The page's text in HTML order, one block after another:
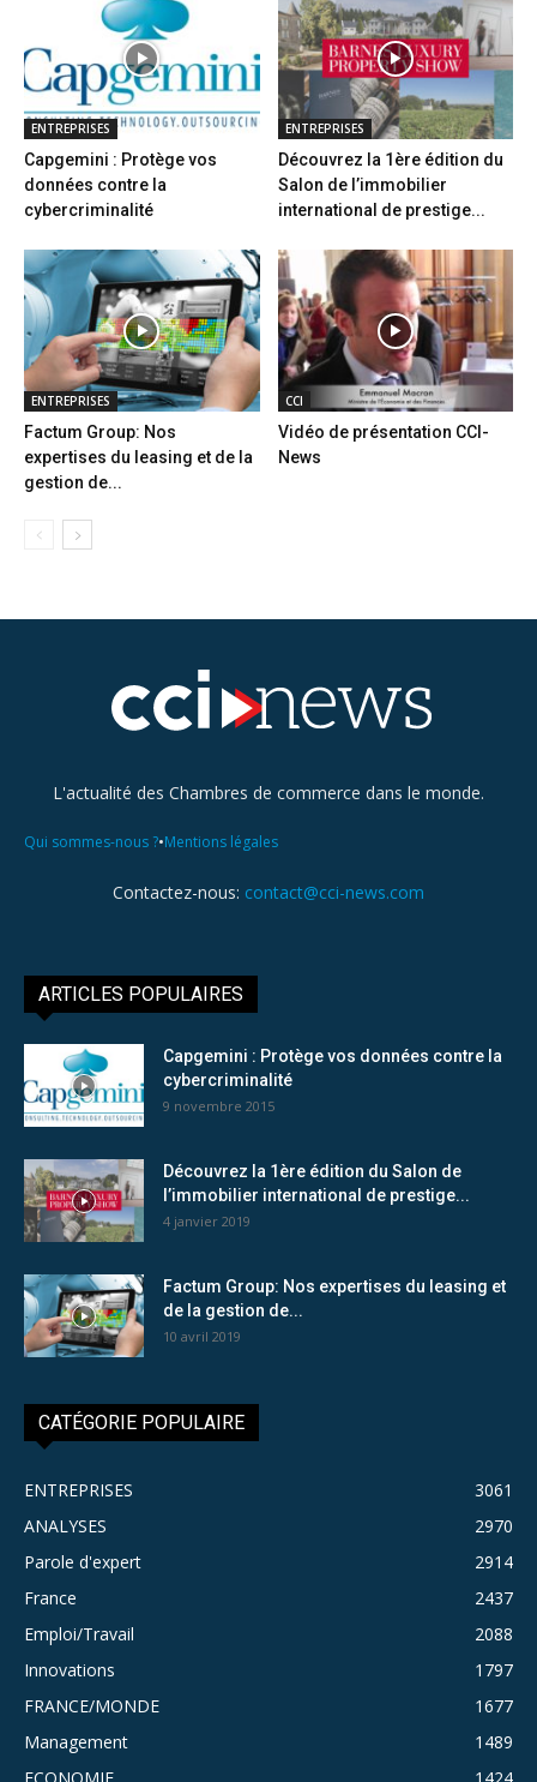
ENTREPRISES
Capgemini : Protège vos
données contre la
cybercriminalité
ENTREPRISES
Découvrez la 1ère édition du
Salon de l’immobilier
international de prestige...
ENTREPRISES
Factum Group: Nos
expertises du leasing et de la
gestion de...
CCI
Vidéo de présentation CCI-
News
L'actualité des Chambres de commerce dans le monde.
Qui sommes-nous ?•Mentions légales
Contactez-nous: contact@cci-news.com
ARTICLES POPULAIRES
Capgemini : Protège vos données contre la
cybercriminalité
9 novembre 2015
Découvrez la 1ère édition du Salon de
l’immobilier international de prestige...
4 janvier 2019
Factum Group: Nos expertises du leasing et
de la gestion de...
10 avril 2019
CATÉGORIE POPULAIRE
ENTREPRISES
3061
ANALYSES
2970
Parole d'expert
2914
France
2437
Emploi/Travail
2088
Innovations
1797
FRANCE/MONDE
1677
Management
1489